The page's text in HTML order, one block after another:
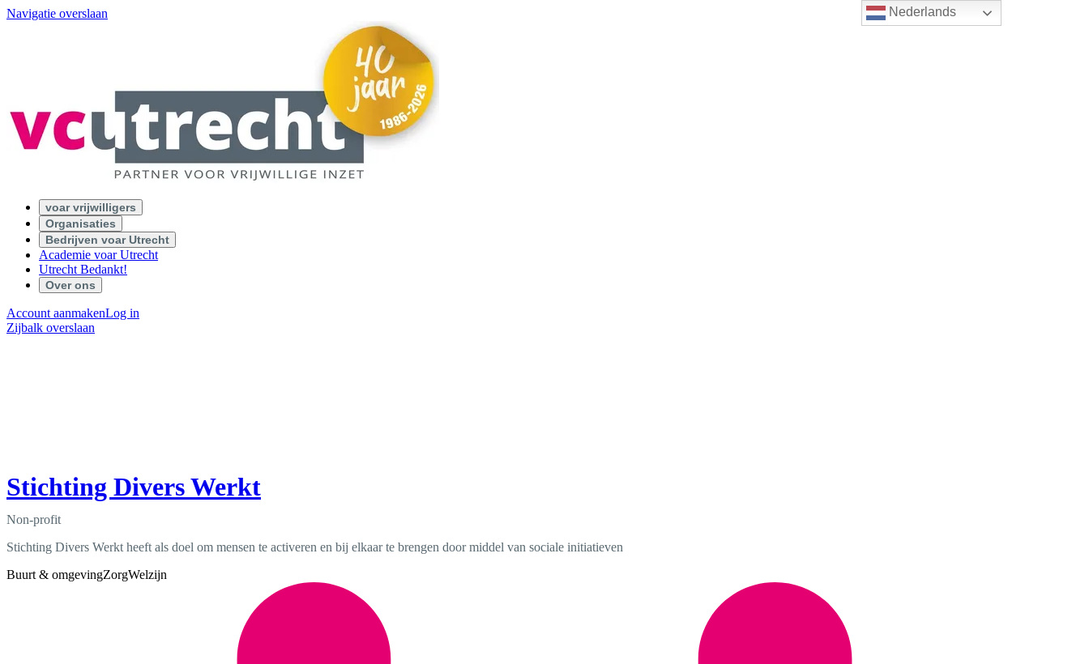
Nederlands
Navigatie overslaan
voar vrijwilligers
Organisaties
Bedrijven voar Utrecht
Academie voar Utrecht
Utrecht Bedankt!
Over ons
Account aanmakenLog in
Zijbalk overslaan
Stichting Divers Werkt
Non-profit
Stichting Divers Werkt heeft als doel om mensen te activeren en bij elkaar te brengen door middel van sociale initiatieven
Buurt & omgevingZorgWelzijn